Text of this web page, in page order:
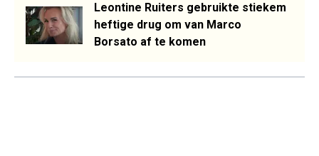
Leontine Ruiters gebruikte stiekem
heftige drug om van Marco
Borsato af te komen